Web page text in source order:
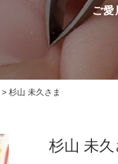
ご
> 杉山 未久さま
杉山 未久